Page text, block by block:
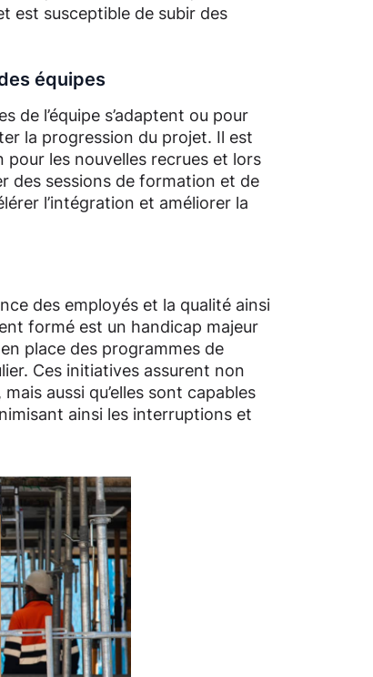
est susceptible de subir des
équipes
de l’équipe s’adaptent ou pour
la progression du projet. Il est
pour les nouvelles recrues et lors
des sessions de formation et de
l’intégration et améliorer la
des employés et la qualité ainsi
formé est un handicap majeur
place des programmes de
Ces initiatives assurent non
aussi qu’elles sont capables
ainsi les interruptions et